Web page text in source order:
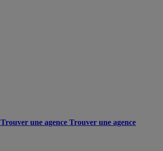
Trouver une agence Trouver une agence